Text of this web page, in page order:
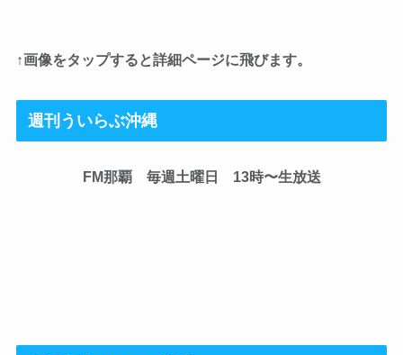
↑画像をタップすると詳細ページに飛びます。
週刊ういらぶ沖縄
FM那覇 毎週土曜日 13時〜生放送